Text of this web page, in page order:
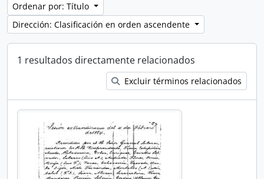
Ordenar por: Título
Dirección: Clasificación en orden ascendente
1 resultados directamente relacionados
Excluir términos relacionados